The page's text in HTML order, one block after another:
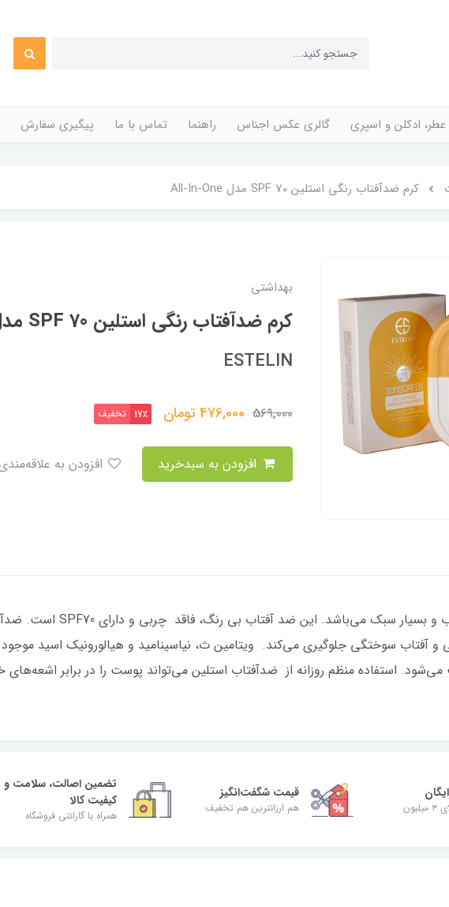
عطر، ادکلن و اسپری گالری عکس اجناس راهنما تماس با ما پیگیری سفارش
کرم ضدآفتاب رنگی استلین SPF 70 مدل All-In-One
بهداشتی
کرم ضدآفتاب رنگی استلین SPF 70 مدل All-In-One
ESTELIN
569,000
476,000تومان 17٪ تخفیف
و آفتاب سوختگی جلوگیری می‌کند. ویتامین ث، نیاسینامید و هیالورونیک اسید
استفاده منظم روزانه از ضدآفتاب استلین می‌تواند پوست را در برابر
قیمت شگفت‌انگیز
هم ارزانترین هم تخفیف
تضمین اصالت، سلامت و
کیفیت کالا
همراه با گارانتی فروشگاه